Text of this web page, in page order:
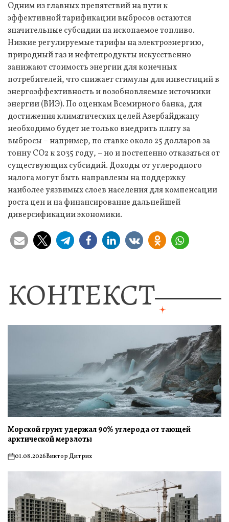
Одним из главных препятствий на пути к
эффективной тарификации выбросов остаются
значительные субсидии на ископаемое топливо.
Низкие регулируемые тарифы на электроэнергию,
природный газ и нефтепродукты искусственно
занижают стоимость энергии для конечных
потребителей, что снижает стимулы для инвестиций в
энергоэффективность и возобновляемые источники
энергии (ВИЭ). По оценкам Всемирного банка, для
достижения климатических целей Азербайджану
необходимо будет не только внедрить плату за
выбросы – например, по ставке около 25 долларов за
тонну CO2 к 2035 году, – но и постепенно отказаться от
существующих субсидий. Доходы от углеродного
налога могут быть направлены на поддержку
наиболее уязвимых слоев населения для компенсации
роста цен и на финансирование дальнейшей
диверсификации экономики.
КОНТЕКСТ
Морской грунт удержал 90% углерода от тающей
арктической мерзлоты
on01.08.2026Виктор Дитрих